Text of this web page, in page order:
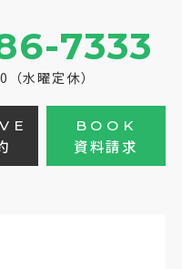
7333
水曜定休）
BOOK
資料請求